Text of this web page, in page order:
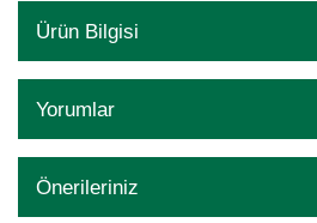
Ürün Bilgisi
Yorumlar
Önerileriniz